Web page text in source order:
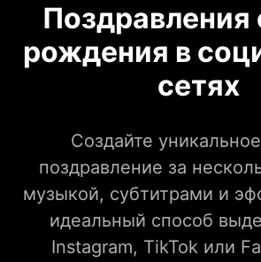
Поздравления
рождения в
сетях
Создайте
поздравление за
музыкой, субтитрами и
идеальный способ
Instagram, TikTok или